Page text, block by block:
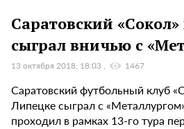
Саратовский
сыграл вничью с
13 октября 2018, 18:03 1467
Саратовский футбольный клуб
Липецке сыграл с
проходил в рамках 13-го тура